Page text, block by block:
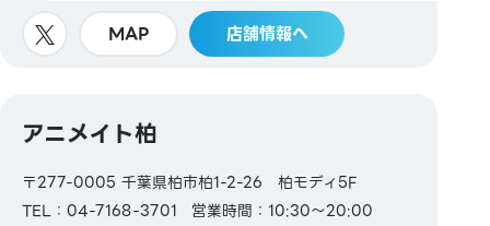
MAP 店舗情報へ
アニメイト柏
〒277-0005 千葉県柏市柏1-2-26 柏モディ5F
TEL：04-7168-3701
営業時間：10:30～20:00